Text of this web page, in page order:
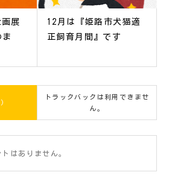
展
12月は『姫路市犬猫適
正飼育月間』です
トラックバックは利用できませ
ん。
はありません。